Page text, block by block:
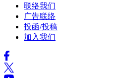
联络我们
广告联络
投函/投稿
加入我们